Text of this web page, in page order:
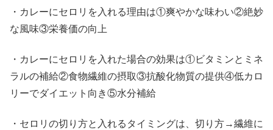
・カレーにセロリを入れる理由は①爽やかな味わい②絶妙
な風味③栄養価の向上
・カレーにセロリを入れた場合の効果は①ビタミンとミネ
ラルの補給②食物繊維の摂取③抗酸化物質の提供④低カロ
リーでダイエット向き⑤水分補給
・セロリの切り方と入れるタイミングは、切り方→繊維に